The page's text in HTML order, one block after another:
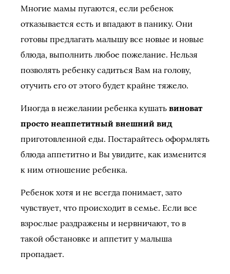
Многие мамы пугаются, если ребенок
отказывается есть и впадают в панику. Они
готовы предлагать малышу все новые и новые
блюда, выполнить любое пожелание. Нельзя
позволять ребенку садиться Вам на голову,
отучить его от этого будет крайне тяжело.
Иногда в нежелании ребенка кушать виноват
просто неаппетитный внешний вид
приготовленной еды. Постарайтесь оформлять
блюда аппетитно и Вы увидите, как изменится
к ним отношение ребенка.
Ребенок хотя и не всегда понимает, зато
чувствует, что происходит в семье. Если все
взрослые раздражены и нервничают, то в
такой обстановке и аппетит у малыша
пропадает.